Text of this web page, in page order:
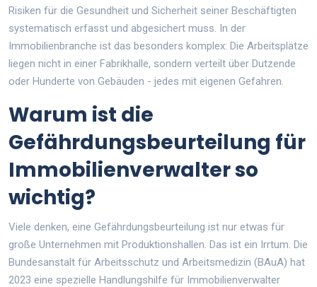
Risiken für die Gesundheit und Sicherheit seiner Beschäftigten
systematisch erfasst und abgesichert muss. In der
Immobilienbranche ist das besonders komplex: Die Arbeitsplätze
liegen nicht in einer Fabrikhalle, sondern verteilt über Dutzende
oder Hunderte von Gebäuden - jedes mit eigenen Gefahren.
Warum ist die
Gefährdungsbeurteilung für
Immobilienverwalter so
wichtig?
Viele denken, eine Gefährdungsbeurteilung ist nur etwas für
große Unternehmen mit Produktionshallen. Das ist ein Irrtum. Die
Bundesanstalt für Arbeitsschutz und Arbeitsmedizin (BAuA) hat
2023 eine spezielle Handlungshilfe für Immobilienverwalter